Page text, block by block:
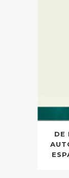
DE